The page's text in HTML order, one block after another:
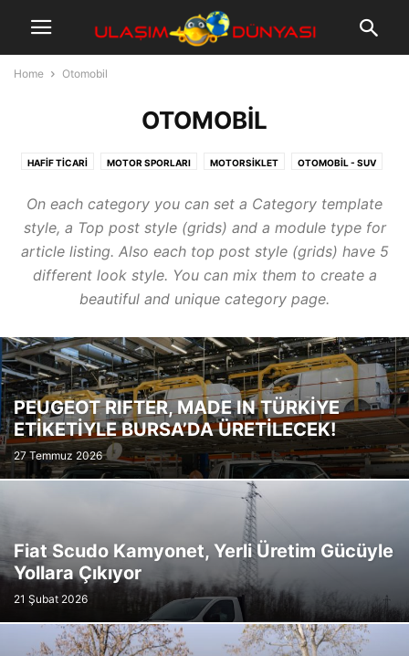
Home Otomobil
OTOMOBIL
HAFIF TICARI MOTOR SPORLARI MOTORSIKLET OTOMOBIL - SUV
On each category you can set a Category template
style, a Top post style (grids) and a module type for
article listing. Also each top post style (grids) have 5
different look style. You can mix them to create a
beautiful and unique category page.
PEUGEOT RIFTER, MADE IN TÜRKİYE
ETİKETİYLE BURSA’DA ÜRETİLECEK!
27 Temmuz 2026
Fiat Scudo Kamyonet, Yerli Üretim Gücüyle
Yollara Çıkıyor
21 Şubat 2026